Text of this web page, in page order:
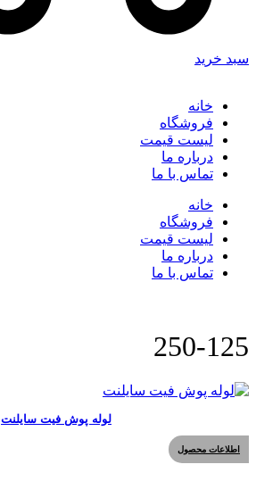
سبد خرید
خانه
فروشگاه
لیست قیمت
درباره ما
تماس با ما
خانه
فروشگاه
لیست قیمت
درباره ما
تماس با ما
250-125
لوله پوش فیت سایلنت
اطلاعات محصول